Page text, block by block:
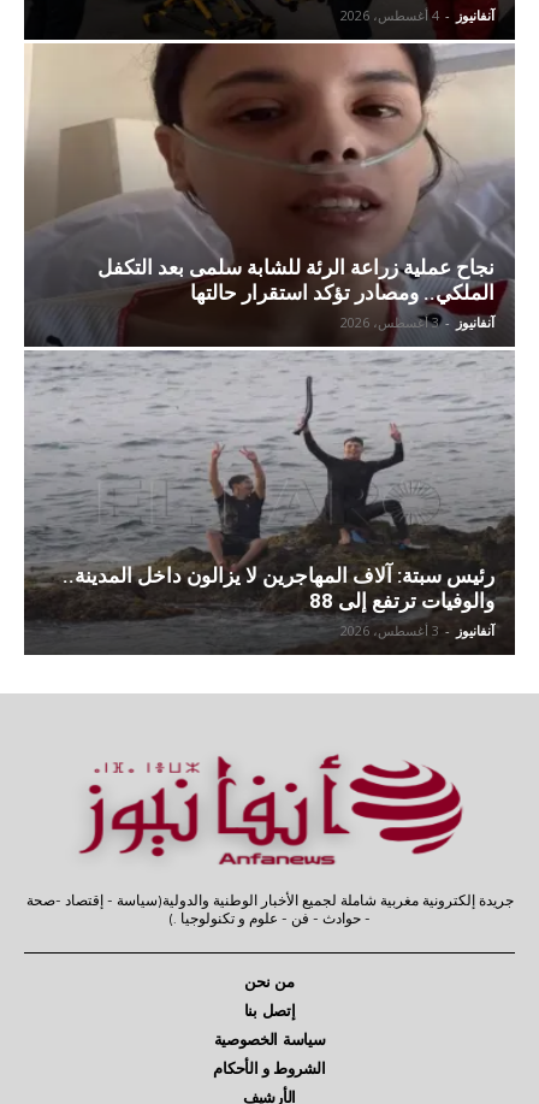
آنفانيوز - 4 أغسطس، 2026
نجاح عملية زراعة الرئة للشابة سلمى بعد التكفل
الملكي.. ومصادر تؤكد استقرار حالتها
آنفانيوز - 3 أغسطس، 2026
رئيس سبتة: آلاف المهاجرين لا يزالون داخل المدينة..
والوفيات ترتفع إلى 88
آنفانيوز - 3 أغسطس، 2026
جريدة إلكترونية مغربية شاملة لجميع الأخبار الوطنية والدولية(سياسة - إقتصاد -صحة
- حوادث - فن - علوم و تكنولوجيا .)
من نحن
إتصل بنا
سياسة الخصوصية
الشروط و الأحكام
الأرشيف